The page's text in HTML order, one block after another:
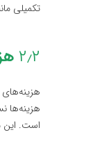
تکمیلی مانند
۲٫۲
است. این